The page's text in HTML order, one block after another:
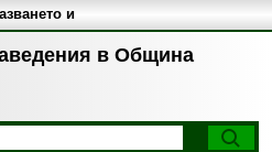
в Община
и
в